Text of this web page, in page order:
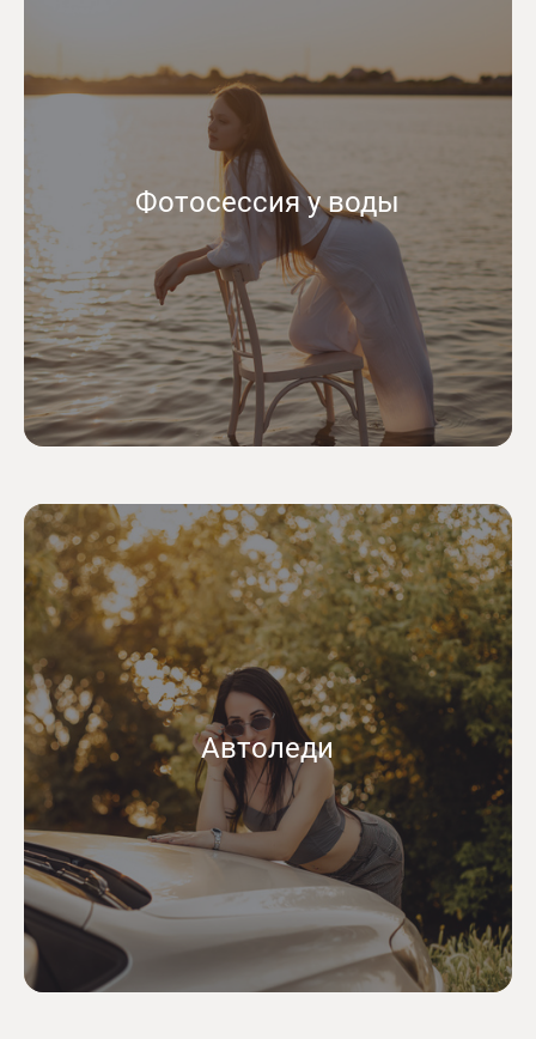
Фотосессия у воды
Автоледи